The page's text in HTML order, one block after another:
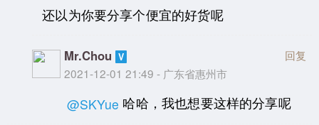
还以为你要分享个便宜的好货呢
Mr.Chou
2021-12-01 21:49 - 广东省惠州市
回复
@SKYue 哈哈，我也想要这样的分享呢